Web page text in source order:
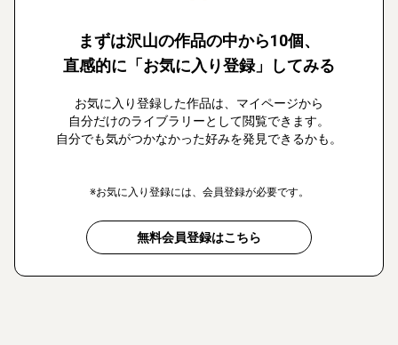
まずは沢山の作品の中から10個、
直感的に「お気に入り登録」してみる
お気に入り登録した作品は、マイページから
自分だけのライブラリーとして閲覧できます。
自分でも気がつかなかった好みを発見できるかも。
※お気に入り登録には、会員登録が必要です。
無料会員登録はこちら